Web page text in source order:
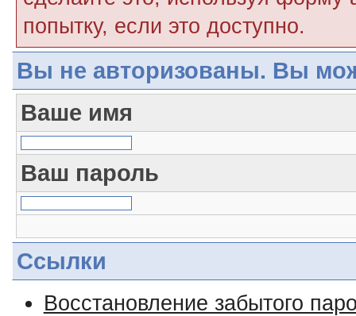
попытку, если это доступно.
Вы не авторизованы. Вы
Ваше имя
Ваш пароль
Ссылки
Восстановление забытого